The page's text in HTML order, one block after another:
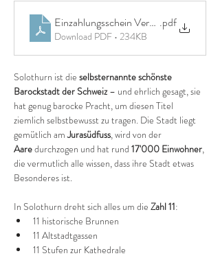
Einzahlungsschein Veranstaltung mit
.pdf
Download PDF • 234KB
Solothurn ist die selbsternannte schönste
Barockstadt der Schweiz – und ehrlich gesagt, sie
hat genug barocke Pracht, um diesen Titel
ziemlich selbstbewusst zu tragen. Die Stadt liegt
gemütlich am Jurasüdfuss, wird von der
Aare durchzogen und hat rund 17'000 Einwohner,
die vermutlich alle wissen, dass ihre Stadt etwas
Besonderes ist.
In Solothurn dreht sich alles um die Zahl 11:
11 historische Brunnen
11 Altstadtgassen
11 Stufen zur Kathedrale